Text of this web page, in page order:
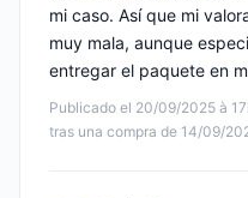
Publicado el 20/09/2025 à
tras una compra de 14/09/
mi caso. Así que mi
muy mala, aunque
entregar el paquete en